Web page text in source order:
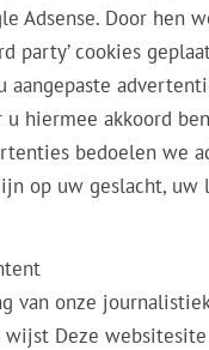
Adsense. Door hen
party’ cookies
aangepaste
hiermee akkoord
bedoelen we
op uw geslacht,
van onze
Deze websitesite